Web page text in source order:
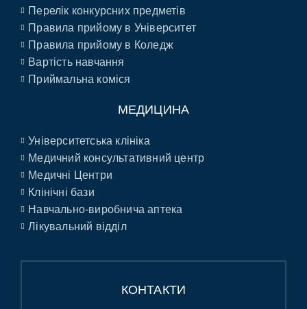
Перелік конкурсних предметів
Правила прийому в Університет
Правила прийому в Коледж
Вартість навчання
Приймальна коміся
МЕДИЦИНА
Університетська клініка
Медичний консультативний центр
Медичні Центри
Клінічні бази
Навчально-виробнича аптека
Лікувальний відділ
КОНТАКТИ